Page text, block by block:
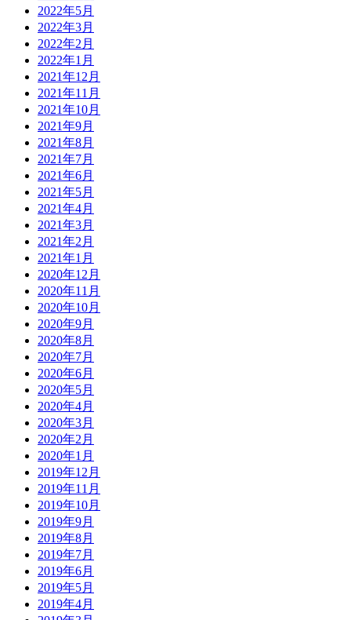
2022年5月
2022年3月
2022年2月
2022年1月
2021年12月
2021年11月
2021年10月
2021年9月
2021年8月
2021年7月
2021年6月
2021年5月
2021年4月
2021年3月
2021年2月
2021年1月
2020年12月
2020年11月
2020年10月
2020年9月
2020年8月
2020年7月
2020年6月
2020年5月
2020年4月
2020年3月
2020年2月
2020年1月
2019年12月
2019年11月
2019年10月
2019年9月
2019年8月
2019年7月
2019年6月
2019年5月
2019年4月